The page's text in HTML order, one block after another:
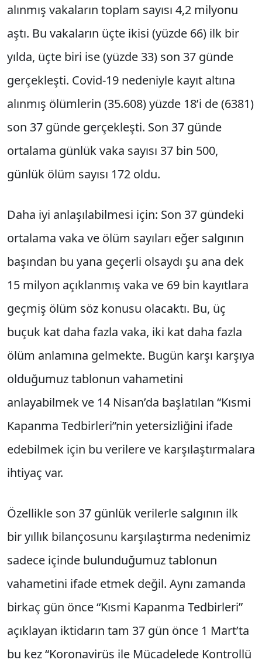
alınmış vakaların toplam sayısı 4,2 milyonu
aştı. Bu vakaların üçte ikisi (yüzde 66) ilk bir
yılda, üçte biri ise (yüzde 33) son 37 günde
gerçekleşti. Covid-19 nedeniyle kayıt altına
alınmış ölümlerin (35.608) yüzde 18’i de (6381)
son 37 günde gerçekleşti. Son 37 günde
ortalama günlük vaka sayısı 37 bin 500,
günlük ölüm sayısı 172 oldu.
Daha iyi anlaşılabilmesi için: Son 37 gündeki
ortalama vaka ve ölüm sayıları eğer salgının
başından bu yana geçerli olsaydı şu ana dek
15 milyon açıklanmış vaka ve 69 bin kayıtlara
geçmiş ölüm söz konusu olacaktı. Bu, üç
buçuk kat daha fazla vaka, iki kat daha fazla
ölüm anlamına gelmekte. Bugün karşı karşıya
olduğumuz tablonun vahametini
anlayabilmek ve 14 Nisan’da başlatılan “Kısmi
Kapanma Tedbirleri”nin yetersizliğini ifade
edebilmek için bu verilere ve karşılaştırmalara
ihtiyaç var.
Özellikle son 37 günlük verilerle salgının ilk
bir yıllık bilançosunu karşılaştırma nedenimiz
sadece içinde bulunduğumuz tablonun
vahametini ifade etmek değil. Aynı zamanda
birkaç gün önce “Kısmi Kapanma Tedbirleri”
açıklayan iktidarın tam 37 gün önce 1 Mart’ta
bu kez “Koronavirüs ile Mücadelede Kontrollü